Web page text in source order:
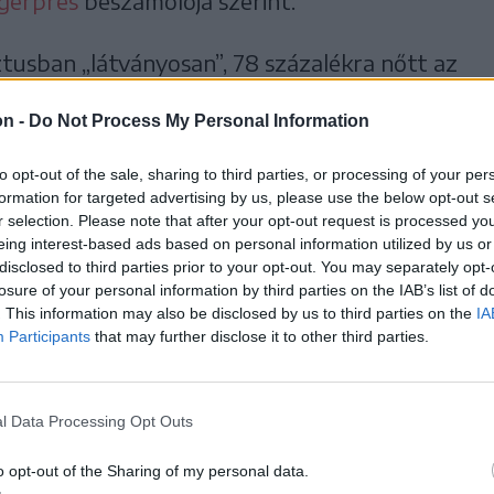
- Do Not Process My Personal Information
opt-out of the sale, sharing to third parties, or processing of your
for targeted advertising by us, please use the below opt-out
selection. Please note that after your opt-out request is processed
interest-based ads based on personal information utilized by us
to third parties prior to your opt-out. You may separately
of your personal information by third parties on the IAB’s list of
This information may also be disclosed by us to third parties on the
Participants that may further disclose it to other third parties.
Data Processing Opt Outs
opt-out of the Sharing of my personal data.
„látványosan”, 78 százalékra nőtt az
és meggyőződése, hogy ez az arány
70 százalékot.
majd begyűjteni más típusú
kijelentette, hogy
visszaváltási
a kormány 100
tenni.